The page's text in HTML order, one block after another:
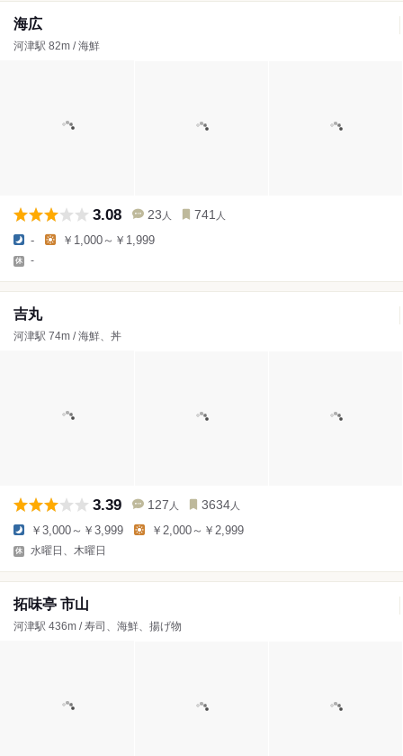
海広
河津駅 82m / 海鮮
3.08 23 人 741 人
- ￥1,000～￥1,999
-
吉丸
河津駅 74m / 海鮮、丼
3.39 127 人 3634 人
￥3,000～￥3,999 ￥2,000～￥2,999
水曜日、木曜日
拓味亭 市山
河津駅 436m / 寿司、海鮮、揚げ物